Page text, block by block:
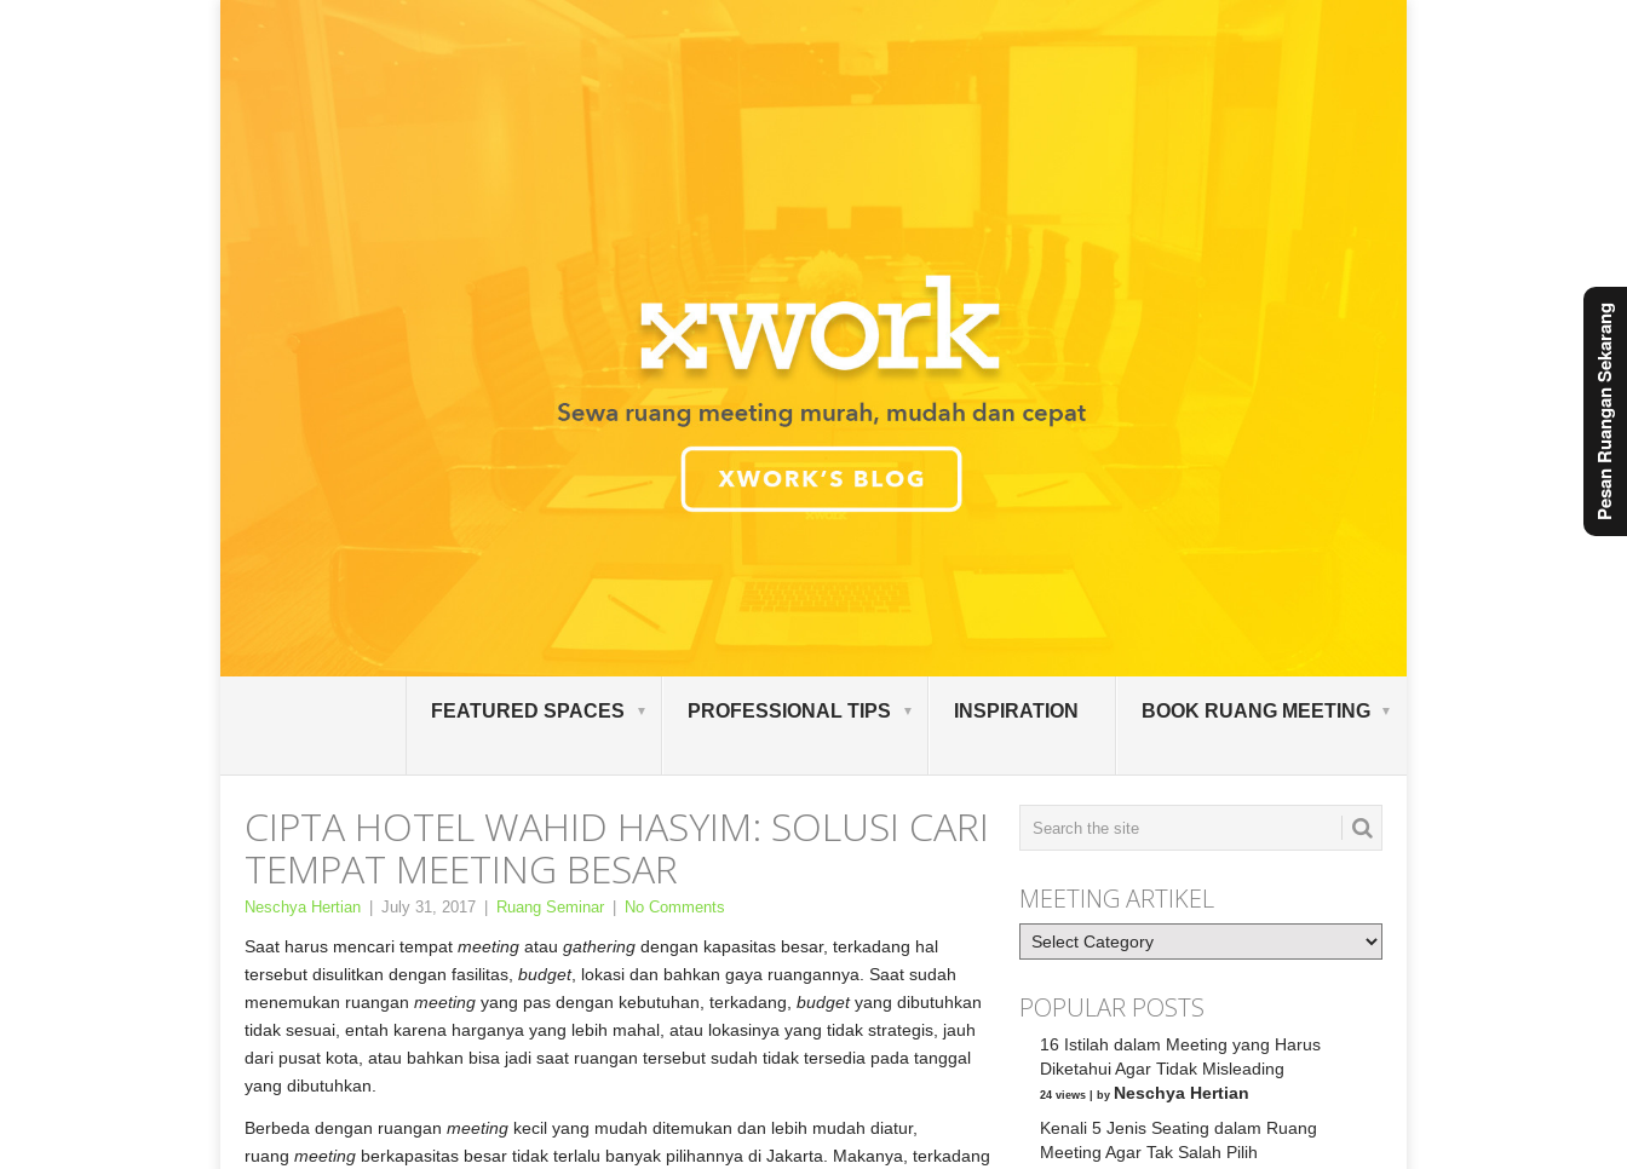
FEATURED SPACES PROFESSIONAL TIPS INSPIRATION BOOK RUANG MEETING
CIPTA HOTEL WAHID HASYIM: SOLUSI CARI
TEMPAT MEETING BESAR
Neschya Hertian July 31, 2017 Ruang Seminar No Comments
Saat harus mencari tempat meeting atau gathering dengan kapasitas besar, terkadang hal
tersebut disulitkan dengan fasilitas, budget, lokasi dan bahkan gaya ruangannya. Saat sudah
menemukan ruangan meeting yang pas dengan kebutuhan, terkadang, budgetyang dibutuhkan
tidak sesuai, entah karena harganya yang lebih mahal, atau lokasinya yang tidak strategis, jauh
dari pusat kota, atau bahkan bisa jadi saat ruangan tersebut sudah tidak tersedia pada tanggal
yang dibutuhkan.
Berbeda dengan ruangan meeting kecil yang mudah ditemukan dan lebih mudah diatur,
ruang meeting berkapasitas besar tidak terlalu banyak pilihannya di Jakarta. Makanya, terkadang
MEETING ARTIKEL
Meeting
Artikel
POPULAR POSTS
16 Istilah dalam Meeting yang Harus
Diketahui Agar Tidak Misleading
24 views by Neschya Hertian
Kenali 5 Jenis Seating dalam Ruang
Meeting Agar Tak Salah Pilih
Pesan Ruangan Sekarang